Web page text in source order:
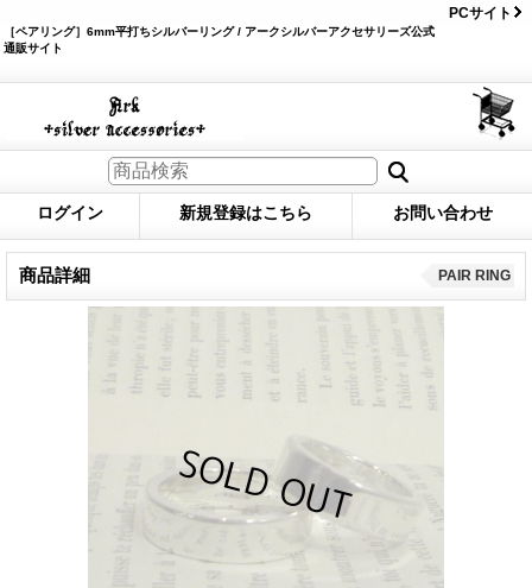
［ペアリング］6mm平打ちシルバーリング / アークシルバーアクセサリーズ公式
通販サイト
PCサイト
ログイン 新規登録はこちら お問い合わせ
商品詳細 PAIR RING